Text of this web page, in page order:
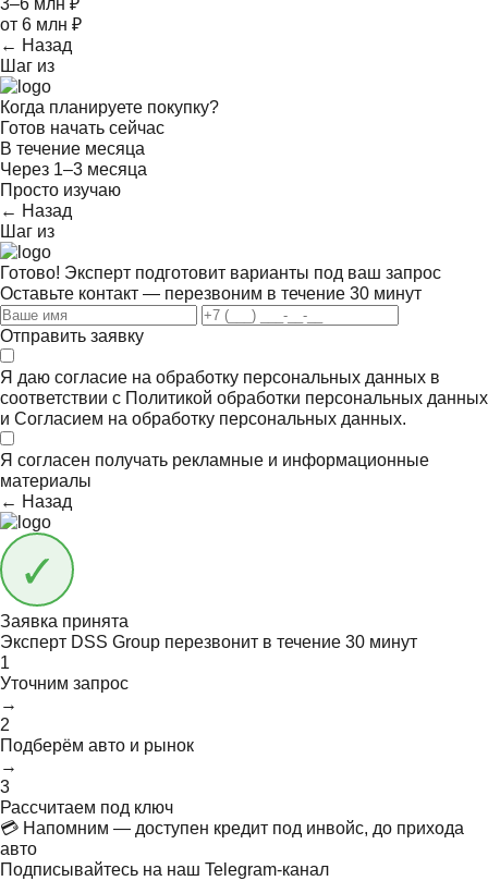
3–6 млн ₽
от 6 млн ₽
← Назад
Шаг из
Когда планируете покупку?
Готов начать сейчас
В течение месяца
Через 1–3 месяца
Просто изучаю
← Назад
Шаг из
Готово! Эксперт подготовит варианты под ваш запрос
Оставьте контакт — перезвоним в течение 30 минут
Отправить заявку
Я даю согласие на обработку персональных данных в
соответствии с Политикой обработки персональных данных
и Согласием на обработку персональных данных.
Я согласен получать рекламные и информационные
материалы
← Назад
Заявка принята
Эксперт DSS Group перезвонит в течение 30 минут
1
Уточним запрос
→
2
Подберём авто и рынок
→
3
Рассчитаем под ключ
💳 Напомним — доступен кредит под инвойс, до прихода
авто
Подписывайтесь на наш Telegram-канал